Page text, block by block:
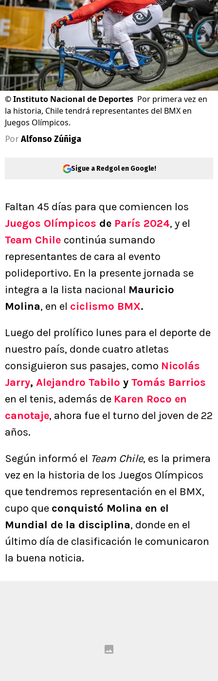
©Instituto Nacional de Deportes Por primera vez en
la historia, Chile tendrá representantes del BMX en
Juegos Olímpicos.
Por Alfonso Zúñiga
Sigue a Redgol en Google!
Faltan 45 días para que comiencen los
Juegos Olímpicos de París 2024, y el
Team Chile continúa sumando
representantes de cara al evento
polideportivo. En la presente jornada se
integra a la lista nacional Mauricio
Molina, en el ciclismo BMX.
Luego del prolífico lunes para el deporte de
nuestro país, donde cuatro atletas
consiguieron sus pasajes, como Nicolás
Jarry, Alejandro Tabilo y Tomás Barrios
en el tenis, además de Karen Roco en
canotaje, ahora fue el turno del joven de 22
años.
Según informó el Team Chile, es la primera
vez en la historia de los Juegos Olímpicos
que tendremos representación en el BMX,
cupo que conquistó Molina en el
Mundial de la disciplina, donde en el
último día de clasificación le comunicaron
la buena noticia.